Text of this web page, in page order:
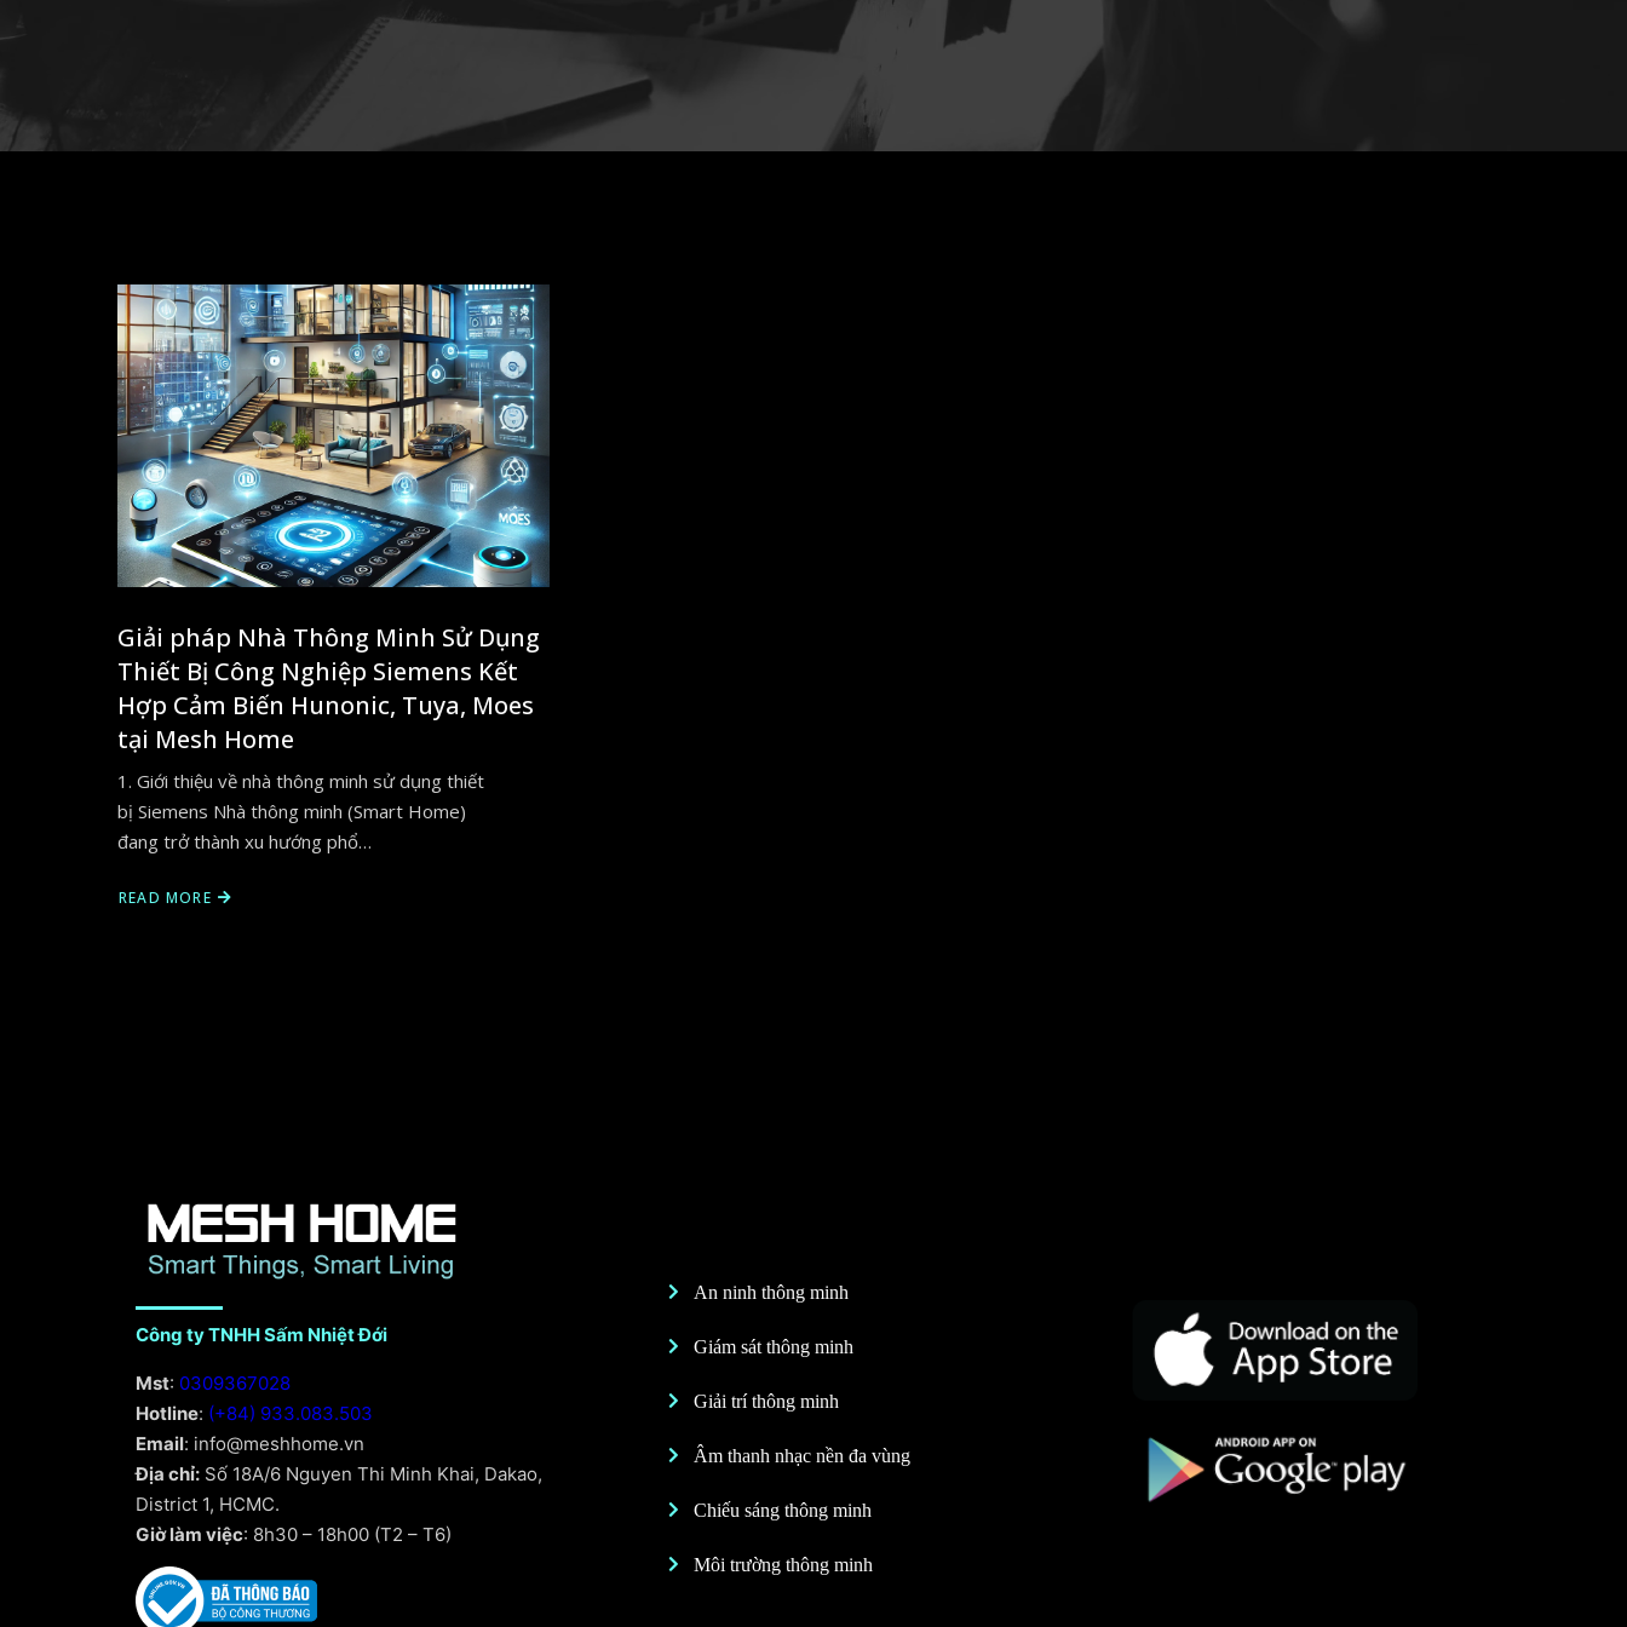
Giải pháp Nhà Thông Minh Sử Dụng
Thiết Bị Công Nghiệp Siemens Kết
Hợp Cảm Biến Hunonic, Tuya, Moes
tại Mesh Home
1. Giới thiệu về nhà thông minh sử dụng thiết
bị Siemens Nhà thông minh (Smart Home)
đang trở thành xu hướng phổ…
READ MORE
Công ty TNHH Sấm Nhiệt Đới
Mst: 0309367028
Hotline: (+84) 933.083.503
Email: info@meshhome.vn
Địa chỉ: Số 18A/6 Nguyen Thi Minh Khai, Dakao,
District 1, HCMC.
Giờ làm việc: 8h30 – 18h00 (T2 – T6)
An ninh thông minh
Giám sát thông minh
Giải trí thông minh
Âm thanh nhạc nền đa vùng
Chiếu sáng thông minh
Môi trường thông minh